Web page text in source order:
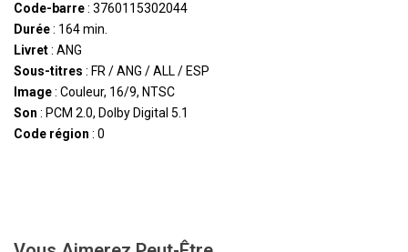
Code-barre: 3760115302044
Durée: 164 min.
Livret: ANG
Sous-titres : FR / ANG / ALL / ESP
Image: Couleur, 16/9, NTSC
Son : PCM 2.0, Dolby Digital 5.1
Code région : 0